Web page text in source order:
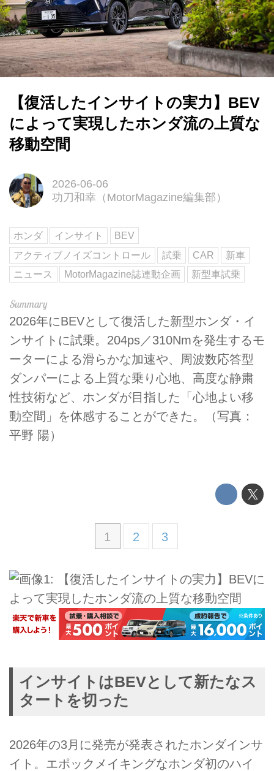
【復活したインサイトの実力】BEV
によって実現したホンダ流の上質な
移動空間
2026-06-06
功刀和幸（MotorMagazine編集部）
ホンダ インサイト
BEV
アクティブノイズコントロール
試乗 CAR
新車
ニュース
MotorMagazine誌連動企画 新型車試乗
2026年にBEVとして復活した新型ホンダ・イ
ンサイトに試乗。204ps／310Nmを発生するモ
ーターによる滑らかな加速や、周波数応答型
ダンパーによる上質な乗り心地、高度な静粛
性技術など、ホンダが目指した「心地よい移
動空間」を体感することができた。（写真：
平野 陽）
1 2 3
インサイトはBEVとして新たなス
タートを切った
2026年の3月に発売が発表されたホンダインサ
イト。エポックメイキングなホンダ初のハイ